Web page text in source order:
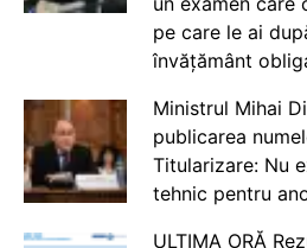
pe care le ai
învățământ
Ministrul Mihai
publicarea
Titularizare: Nu
tehnic pentru
ULTIMA ORĂ